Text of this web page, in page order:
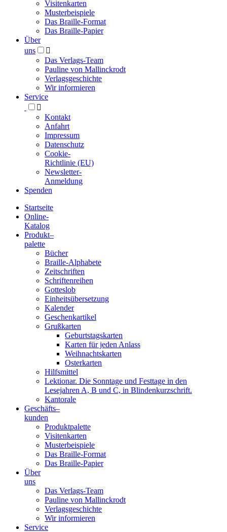
Visitenkarten
Musterbeispiele
Das Braille-Format
Das Braille-Papier
Über
uns

Das Verlags-Team
Pauline von Mallinckrodt
Verlagsgeschichte
Wir informieren
Service

Kontakt
Anfahrt
Impressum
Datenschutz
Cookie-
Richtlinie (EU)
Newsletter-
Anmeldung
Spenden
Blindenschrift-
Verlag
Druckerei
gGmbH
Startseite
Online-
Katalog
Produkt–
palette
Bücher
Braille-Alphabete
Zeitschriften
Schriftenreihen
Gotteslob
Einheitsübersetzung
Kalender
Geschenkartikel
Grußkarten
Geburtstagskarten
Karten für jeden Anlass
Weihnachtskarten
Osterkarten
Hilfsmittel
Lektionar. Die Sonntage und Festtage in den
Lesejahren A, B und C, in Blindenkurzschrift.
Kantorale
Geschäfts­–
kunden
Produktpalette
Visitenkarten
Musterbeispiele
Das Braille-Format
Das Braille-Papier
Über
uns
Das Verlags-Team
Pauline von Mallinckrodt
Verlagsgeschichte
Wir informieren
Service